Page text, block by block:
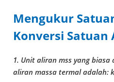
Mengukur
Konversi Satuan
1. Unit aliran mss yang
aliran massa termal adalah: